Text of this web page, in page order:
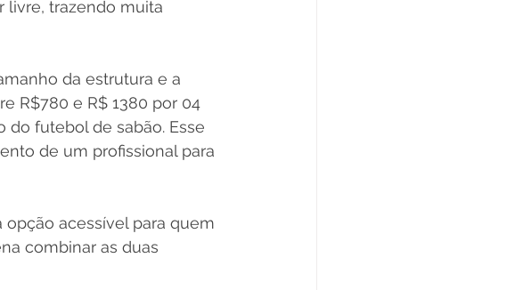
livre, trazendo muita
da estrutura e a
R$780 e R$ 1380 por 04
futebol de sabão. Esse
de um profissional para
acessível para quem
combinar as duas